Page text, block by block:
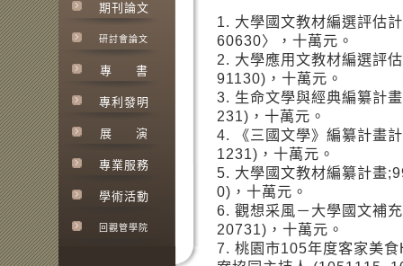
期刊論文
研討會論文
專 書
專利發明
展 演
專業服務
學術活動
回觀管學院
1. 大學國文教材編選評估
60630〉，十萬元。
2. 大學應用文教材編選評
91130)，十萬元。
3. 生命文學與經典編纂計
231)，十萬元。
4. 《三國文學》編纂計畫
1231)，十萬元。
5. 大學國文教材編纂計畫
0)，十萬元。
6. 觀想采風－大學國文補
20731)，十萬元。
7. 桃園市105年度客家美